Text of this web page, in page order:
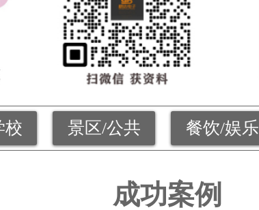
校 餐饮/娱乐
景区/公共
成功案例